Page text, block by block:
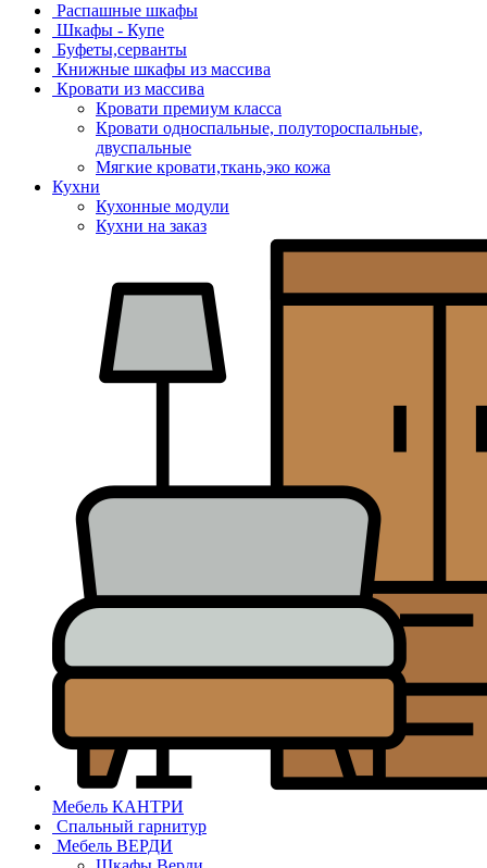
Распашные шкафы
Шкафы - Купе
Буфеты,серванты
Книжные шкафы из массива
Кровати из массива
Кровати премиум класса
Кровати односпальные, полутороспальные,
двуспальные
Мягкие кровати,ткань,эко кожа
Кухни
Кухонные модули
Кухни на заказ
Мебель КАНТРИ
Спальный гарнитур
Мебель ВЕРДИ